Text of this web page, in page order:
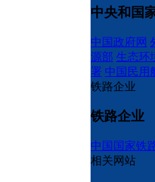
中央和国
中国政府网
源部 生态环
署 中国民用
铁路企业
铁路企业
中国国家铁
相关网站